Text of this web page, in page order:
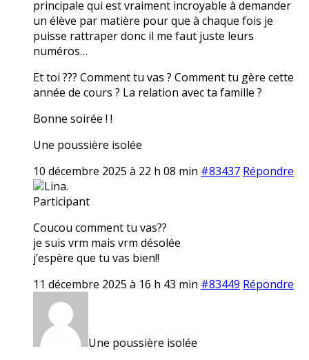
principale qui est vraiment incroyable à demander
un élève par matière pour que à chaque fois je
puisse rattraper donc il me faut juste leurs
numéros…
Et toi ??? Comment tu vas ? Comment tu gère cette
année de cours ? La relation avec ta famille ?
Bonne soirée ! !
Une poussière isolée
10 décembre 2025 à 22 h 08 min #83437 Répondre
Lina.
Participant
Coucou comment tu vas??
je suis vrm mais vrm désolée
j’espère que tu vas bien!!
11 décembre 2025 à 16 h 43 min #83449 Répondre
Une poussière isolée